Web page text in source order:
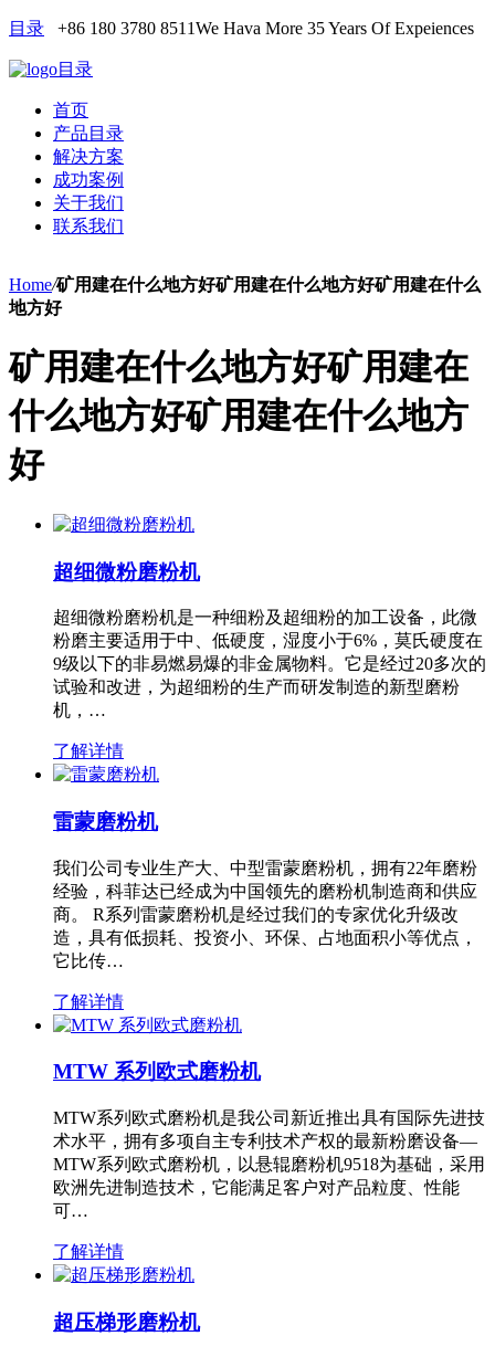
目录 +86 180 3780 8511We Hava More 35 Years Of Expeiences
目录
首页
产品目录
解决方案
成功案例
关于我们
联系我们
Home/矿用建在什么地方好矿用建在什么地方好矿用建在什么
地方好
矿用建在什么地方好矿用建在
什么地方好矿用建在什么地方
好
超细微粉磨粉机
超细微粉磨粉机是一种细粉及超细粉的加工设备，此微
粉磨主要适用于中、低硬度，湿度小于6%，莫氏硬度在
9级以下的非易燃易爆的非金属物料。它是经过20多次的
试验和改进，为超细粉的生产而研发制造的新型磨粉
机，…
了解详情
雷蒙磨粉机
我们公司专业生产大、中型雷蒙磨粉机，拥有22年磨粉
经验，科菲达已经成为中国领先的磨粉机制造商和供应
商。 R系列雷蒙磨粉机是经过我们的专家优化升级改
造，具有低损耗、投资小、环保、占地面积小等优点，
它比传…
了解详情
MTW 系列欧式磨粉机
MTW系列欧式磨粉机是我公司新近推出具有国际先进技
术水平，拥有多项自主专利技术产权的最新粉磨设备—
MTW系列欧式磨粉机，以悬辊磨粉机9518为基础，采用
欧洲先进制造技术，它能满足客户对产品粒度、性能
可…
了解详情
超压梯形磨粉机